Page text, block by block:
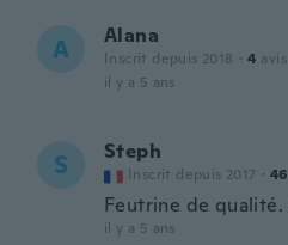
A Alana
Inscrit depuis 2018 · 4 avis
il y a 5 ans
S Steph
Inscrit depuis 2017 · 46
Feutrine de
il y a 5 ans